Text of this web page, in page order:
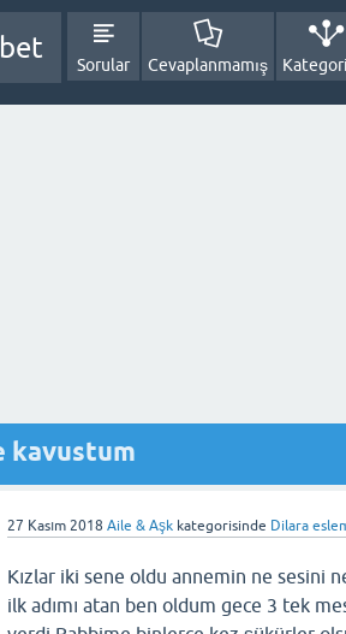
Sorular Cevaplanmamış
kavustum
27 Kasım 2018 Aile & Aşk kategorisinde Dilara
Kızlar iki sene oldu annemin ne sesini
ilk adımı atan ben oldum gece 3 tek